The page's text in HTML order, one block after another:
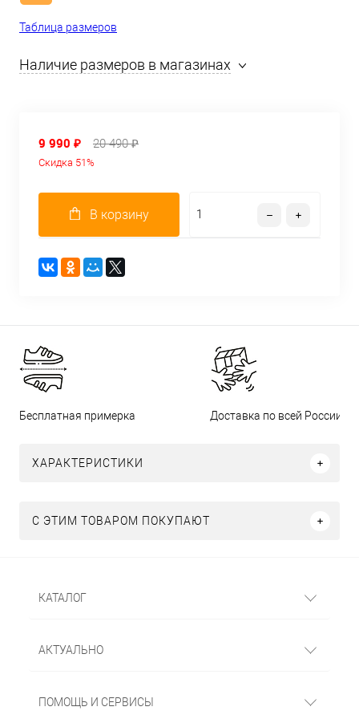
Таблица размеров
Наличие размеров в магазинах
9 990 ₽ 20 490 ₽
Скидка 51%
В корзину
Бесплатная примерка Доставка по всей России
ХАРАКТЕРИСТИКИ
С ЭТИМ ТОВАРОМ ПОКУПАЮТ
КАТАЛОГ
АКТУАЛЬНО
ПОМОЩЬ И СЕРВИСЫ